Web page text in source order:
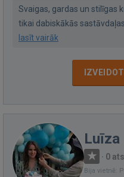
Svaigas, gardas un stilīgas
tikai dabiskākās
lasīt vairāk
Luīza
· 0
Bija vietnē: